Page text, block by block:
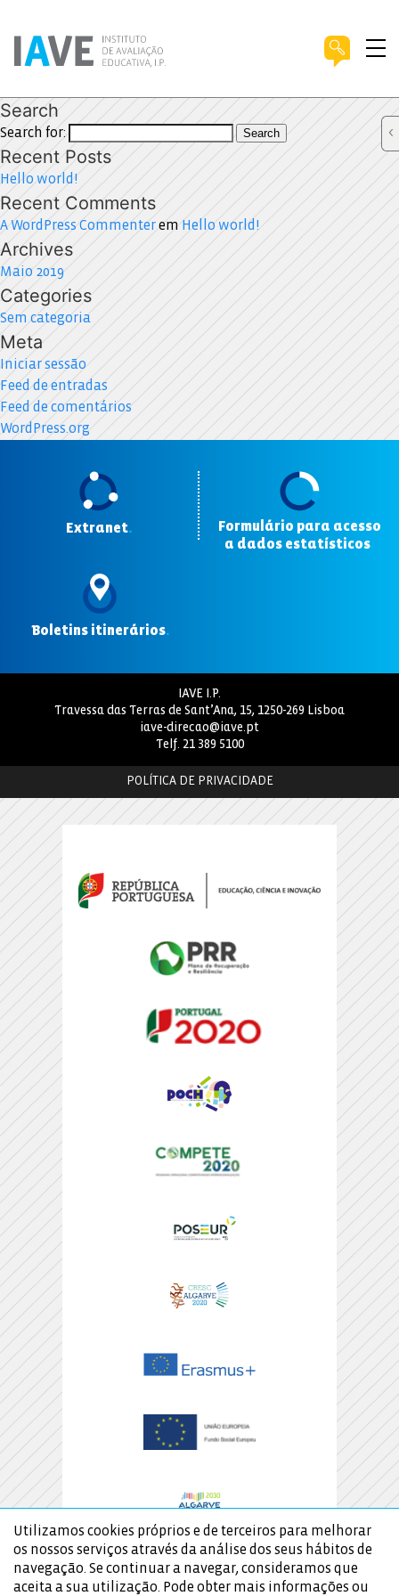
Search
Search for: Search
Recent Posts
Hello world!
Recent Comments
A WordPress Commenterem Hello world!
Archives
Maio 2019
Categories
Sem categoria
Meta
Iniciar sessão
Feed de entradas
Feed de comentários
WordPress.org
Extranet.
Formulário para acesso
a dados estatísticos
Boletins itinerários.
IAVE I.P.
Travessa das Terras de Sant’Ana, 15, 1250-269 Lisboa
iave-direcao@iave.pt
Telf. 21 389 5100
POLÍTICA DE PRIVACIDADE
Utilizamos cookies próprios e de terceiros para melhorar
os nossos serviços através da análise dos seus hábitos de
navegação. Se continuar a navegar, consideramos que
aceita a sua utilização. Pode obter mais informações ou